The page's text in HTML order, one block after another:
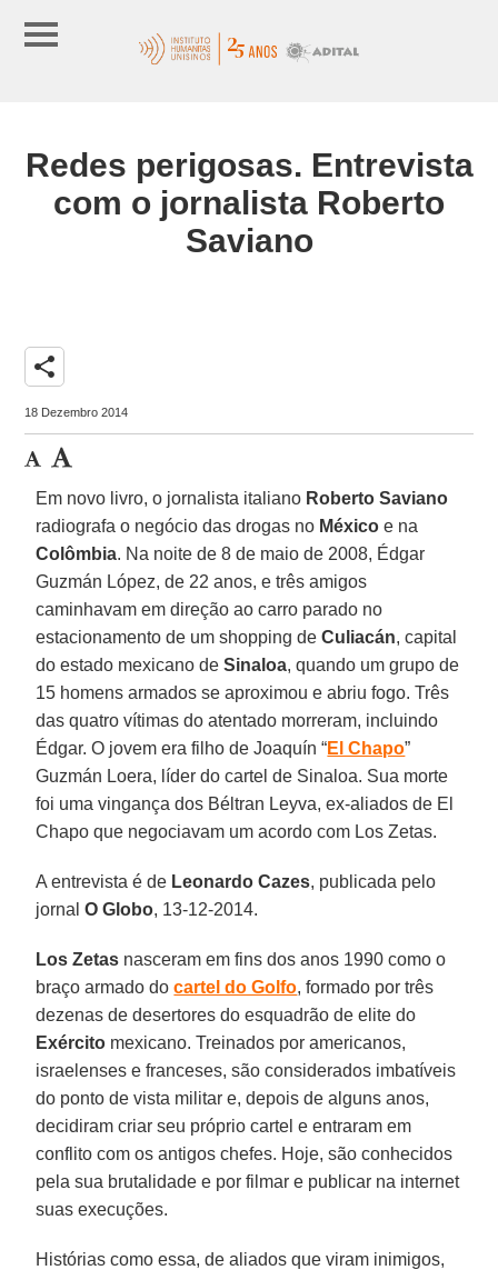
Redes perigosas. Entrevista
com o jornalista Roberto
Saviano
share
18 Dezembro 2014
Em novo livro, o jornalista italiano Roberto Saviano
radiografa o negócio das drogas no México e na
Colômbia. Na noite de 8 de maio de 2008, Édgar
Guzmán López, de 22 anos, e três amigos
caminhavam em direção ao carro parado no
estacionamento de um shopping deCuliacán, capital
do estado mexicano deSinaloa, quando um grupo de
15 homens armados se aproximou e abriu fogo. Três
das quatro vítimas do atentado morreram, incluindo
Édgar. O jovem era filho de Joaquín “El Chapo”
Guzmán Loera, líder do cartel de Sinaloa. Sua morte
foi uma vingança dos Béltran Leyva, ex-aliados de El
Chapo que negociavam um acordo com Los Zetas.
A entrevista é de Leonardo Cazes, publicada pelo
jornalO Globo, 13-12-2014.
Los Zetas nasceram em fins dos anos 1990 como o
braço armado docartel do Golfo, formado por três
dezenas de desertores do esquadrão de elite do
Exército mexicano. Treinados por americanos,
israelenses e franceses, são considerados imbatíveis
do ponto de vista militar e, depois de alguns anos,
decidiram criar seu próprio cartel e entraram em
conflito com os antigos chefes. Hoje, são conhecidos
pela sua brutalidade e por filmar e publicar na internet
suas execuções.
Histórias como essa, de aliados que viram inimigos,